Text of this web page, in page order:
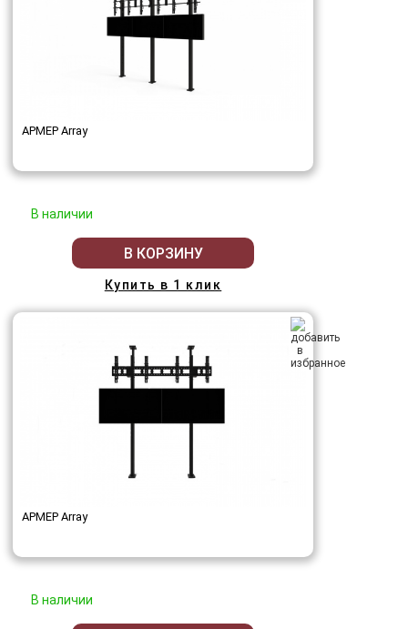
АРМЕР Array
В наличии
В КОРЗИНУ
Купить в 1 клик
АРМЕР Array
В наличии